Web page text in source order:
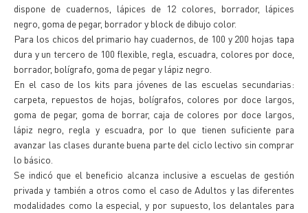
dispone de cuadernos, lápices de 12 colores, borrador, lápices
negro, goma de pegar, borrador y block de dibujo color.
Para los chicos del primario hay cuadernos, de 100 y 200 hojas tapa
dura y un tercero de 100 flexible, regla, escuadra, colores por doce,
borrador, bolígrafo, goma de pegar y lápiz negro.
En el caso de los kits para jóvenes de las escuelas secundarias:
carpeta, repuestos de hojas, bolígrafos, colores por doce largos,
goma de pegar, goma de borrar, caja de colores por doce largos,
lápiz negro, regla y escuadra, por lo que tienen suficiente para
avanzar las clases durante buena parte del ciclo lectivo sin comprar
lo básico.
Se indicó que el beneficio alcanza inclusive a escuelas de gestión
privada y también a otros como el caso de Adultos y las diferentes
modalidades como la especial, y por supuesto, los delantales para